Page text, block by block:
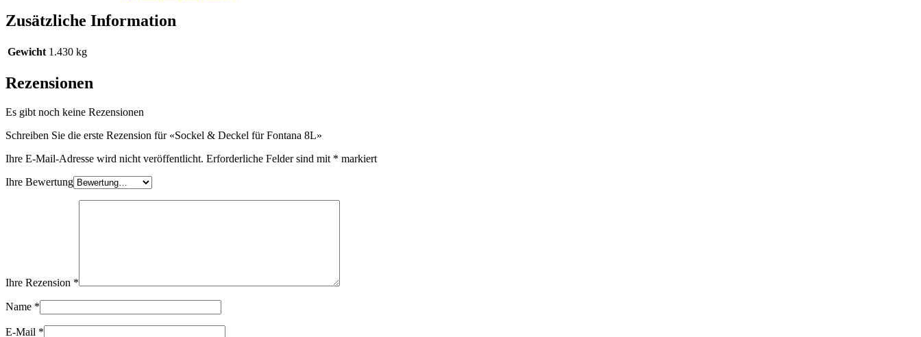
Zusätzliche Information
Gewicht 1.430 kg
Rezensionen
Es gibt noch keine Rezensionen
Schreiben Sie die erste Rezension für «Sockel & Deckel für Fontana 8L»
Ihre E-Mail-Adresse wird nicht veröffentlicht. Erforderliche Felder sind mit * markiert
Ihre Bewertung
Ihre Rezension *
Name *
E-Mail *